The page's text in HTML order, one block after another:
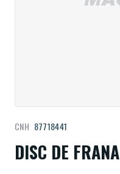
DISC DE FRANA
CNH 87718441
la
începutul
galeriei